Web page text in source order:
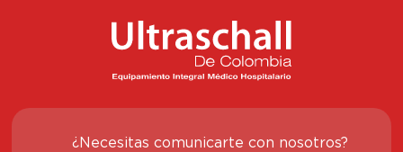
¿Necesitas comunicarte con nosotros?